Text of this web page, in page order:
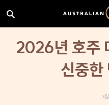
2026년 호주
신중한
3